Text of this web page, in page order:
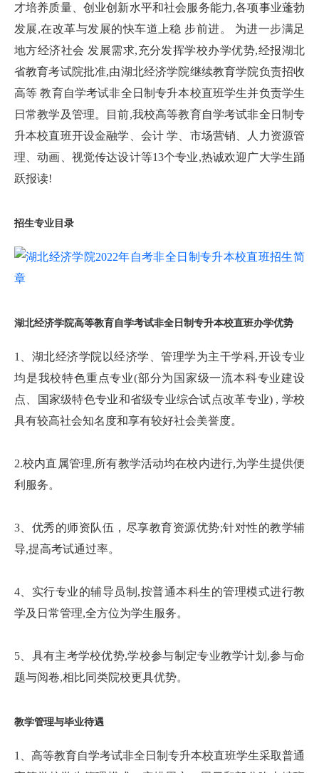
才培养质量、创业创新水平和社会服务能力,各项事业蓬勃
发展,在改革与发展的快车道上稳 步前进。 为进一步满足
地方经济社会 发展需求,充分发挥学校办学优势,经报湖北
省教育考试院批准,由湖北经济学院继续教育学院负责招收
高等 教育自学考试非全日制专升本校直班学生并负责学生
日常教学及管理。目前,我校高等教育自学考试非全日制专
升本校直班开设金融学、会计 学、市场营销、人力资源管
理、动画、视觉传达设计等13个专业,热诚欢迎广大学生踊
跃报读!
招生专业目录
湖北经济学院高等教育自学考试非全日制专升本校直班办学优势
1、湖北经济学院以经济学、管理学为主干学科,开设专业
均是我校特色重点专业(部分为国家级一流本科专业建设
点、国家级特色专业和省级专业综合试点改革专业) , 学校
具有较高社会知名度和享有较好社会美誉度。
2.校内直属管理,所有教学活动均在校内进行,为学生提供便
利服务。
3、优秀的师资队伍，尽享教育资源优势;针对性的教学辅
导,提高考试通过率。
4、实行专业的辅导员制,按普通本科生的管理模式进行教
学及日常管理,全方位为学生服务。
5、具有主考学校优势,学校参与制定专业教学计划,参与命
题与阅卷,相比同类院校更具优势。
教学管理与毕业待遇
1、高等教育自学考试非全日制专升本校直班学生采取普通